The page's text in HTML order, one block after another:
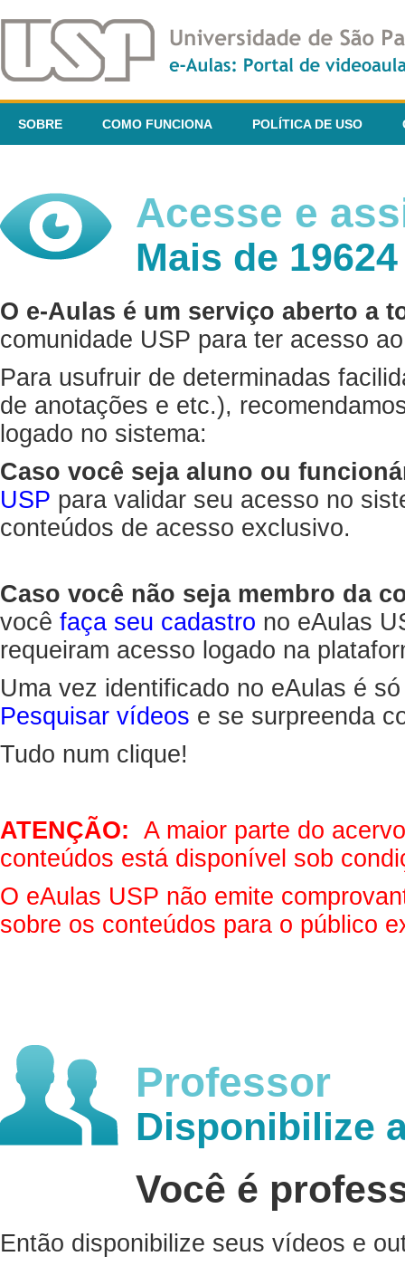
SOBRE COMO FUNCIONA POLÍTICA DE USO
Acesse e
Mais de
O e-Aulas é um serviço aberto a
comunidade USP para ter acesso
Para usufruir de determinadas
de anotações e etc.),
logado no sistema:
Caso você seja aluno ou
USP para validar seu acesso no
conteúdos de acesso exclusivo.
Caso você não seja membro da
você faça seu cadastro no eAulas
requeiram acesso logado na
Uma vez identificado no eAulas é
Pesquisar vídeos e se surpreenda
Tudo num clique!
ATENÇÃO: A maior parte do
conteúdos está disponível sob
O eAulas USP não emite
sobre os conteúdos para o público
Professor
Disponibilize
Você é
Então disponibilize seus vídeos e